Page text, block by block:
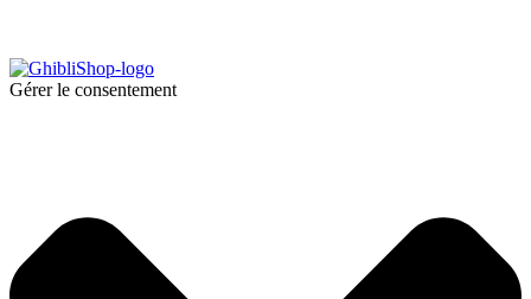
Gérer le consentement